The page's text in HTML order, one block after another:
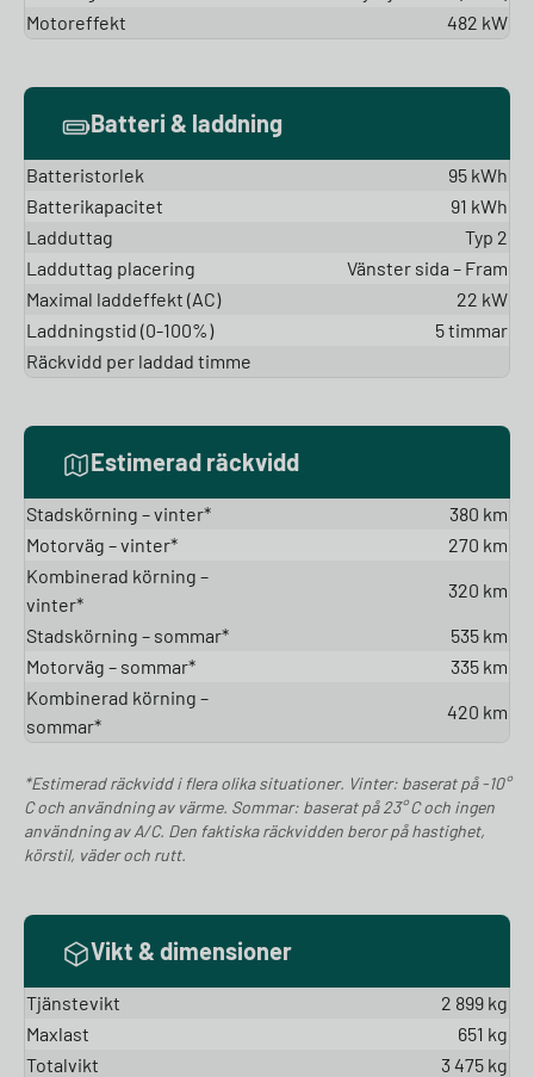
Motoreffekt
482 kW
Batteri & laddning
Batteristorlek
95 kWh
Batterikapacitet
91 kWh
Ladduttag
Typ 2
Ladduttag placering
Vänster sida – Fram
Maximal laddeffekt (AC)
22 kW
Laddningstid (0-100%)
5 timmar
Räckvidd per laddad timme
Estimerad räckvidd
Stadskörning – vinter*
380 km
Motorväg – vinter*
270 km
Kombinerad körning –
vinter*
320 km
Stadskörning – sommar*
535 km
Motorväg – sommar*
335 km
Kombinerad körning –
sommar*
420 km
*Estimerad räckvidd i flera olika situationer. Vinter: baserat på -10°
C och användning av värme. Sommar: baserat på 23° C och ingen
användning av A/C. Den faktiska räckvidden beror på hastighet,
körstil, väder och rutt.
Vikt & dimensioner
Tjänstevikt
2 899 kg
Maxlast
651 kg
Totalvikt
3 475 kg